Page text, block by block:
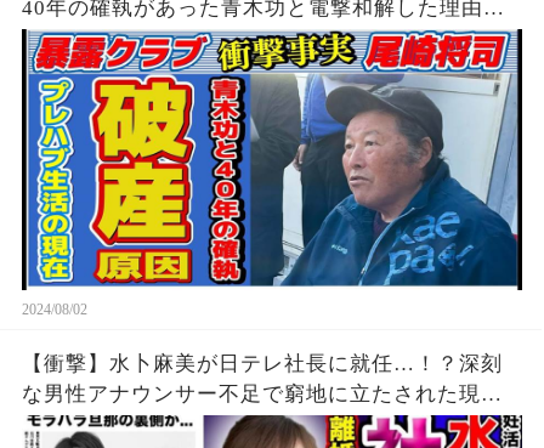
40年の確執があった青木功と電撃和解した理由に
驚きを隠せない…「ゴルフ」もままならない現在
の病状に驚きを隠せない…
2024/08/02
【衝撃】水卜麻美が日テレ社長に就任…！？深刻
な男性アナウンサー不足で窮地に立たされた現在
がやば